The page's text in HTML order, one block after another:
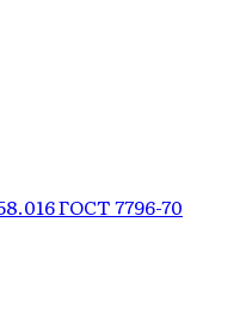
ГОСТ 7796-70